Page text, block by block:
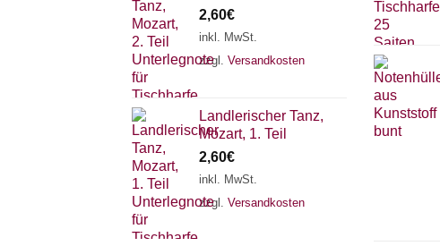
2,60€
inkl. MwSt.
zzgl. Versandkosten
Landlerischer Tanz,
Mozart, 1. Teil
2,60€
inkl. MwSt.
zzgl. Versandkosten